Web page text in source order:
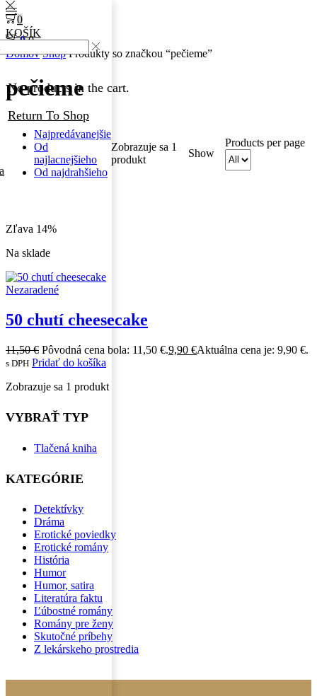
00
0
KOŠÍK
No products in the cart.
Return To Shop
Domov Shop Produkty so značkou “pečieme”
pečieme
Najpredávanejšie
Od
najlacnejšieho
Od najdrahšieho
Zobrazuje sa 1
produkt
Show
Products per page
Zľava 14%
Na sklade
Nezaradené
50 chutí cheesecake
11,50€ Pôvodná cena bola: 11,50 €.9,90 €Aktuálna cena je: 9,90 €.
s DPH Pridať do košíka
Zobrazuje sa 1 produkt
VYBRAŤ TYP
Tlačená kniha
KATEGÓRIE
Detektívky
Dráma
Erotické poviedky
Erotické romány
História
Humor
Humor, satira
Literatúra faktu
Ľúbostné romány
Romány pre ženy
Skutočné príbehy
Z lekárskeho prostredia